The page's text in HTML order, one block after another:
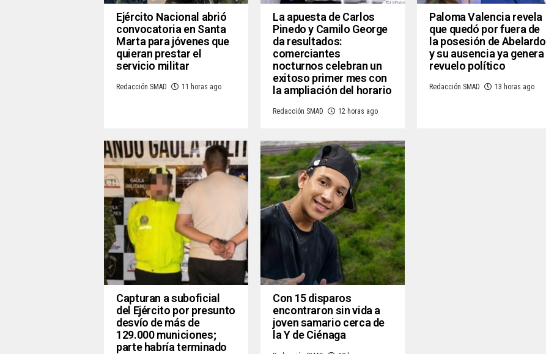
Ejército Nacional abrió
convocatoria en Santa
Marta para jóvenes que
quieran prestar el
servicio militar
Redacción SMAD 11 horas ago
La apuesta de Carlos
Pinedo y Camilo George
da resultados:
comerciantes
nocturnos celebran un
exitoso primer mes con
la ampliación del horario
Redacción SMAD 12 horas ago
Paloma Valencia revela
que quedó por fuera de
la posesión de Abelardo
y su ausencia ya genera
revuelo político
Redacción SMAD 13 horas ago
Capturan a suboficial
del Ejército por presunto
desvío de más de
129.000 municiones;
parte habría terminado
Con 15 disparos
encontraron sin vida a
joven samario cerca de
la Y de Ciénaga